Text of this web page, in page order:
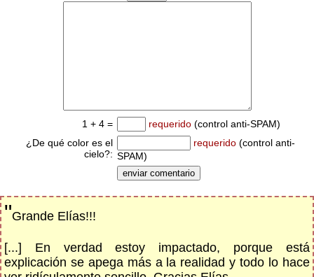
1 + 4 = requerido (control anti-SPAM)
¿De qué color es el
cielo?:
requerido (control anti-
SPAM)
"Grande Elías!!!
[...] En verdad estoy impactado, porque está
explicación se apega más a la realidad y todo lo hace